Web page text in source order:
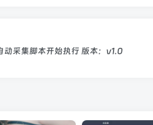
动采集脚本开始执行 版本：v1.0